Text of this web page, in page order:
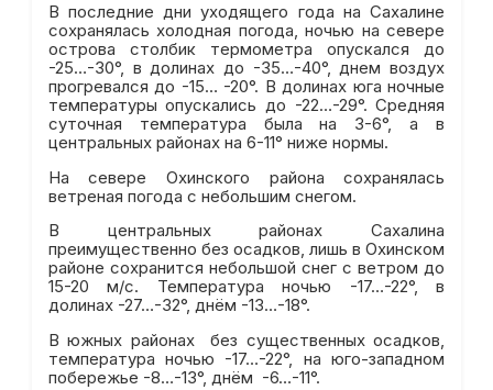
В последние дни уходящего года на Сахалине
сохранялась холодная погода, ночью на севере
острова столбик термометра опускался до
-25…-30°, в долинах до -35…-40°, днем воздух
прогревался до -15… -20°. В долинах юга ночные
температуры опускались до -22…-29°. Средняя
суточная температура была на 3-6°, а в
центральных районах на 6-11° ниже нормы.
На севере Охинского района сохранялась
ветреная погода с небольшим снегом.
В центральных районах Сахалина
преимущественно без осадков, лишь в Охинском
районе сохранится небольшой снег с ветром до
15-20 м/с. Температура ночью -17…-22°, в
долинах -27…-32°, днём -13…-18°.
В южных районах без существенных осадков,
температура ночью -17…-22°, на юго-западном
побережье -8…-13°, днём -6…-11°.